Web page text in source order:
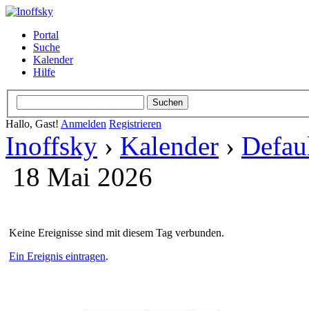
Portal
Suche
Kalender
Hilfe
Hallo, Gast! Anmelden Registrieren
Inoffsky › Kalender ›
18 Mai 2026
Keine Ereignisse sind mit diesem Tag verbunden.
Ein Ereignis eintragen.